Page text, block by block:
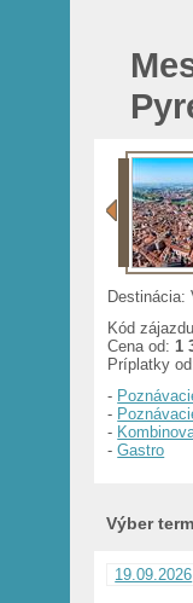
Destinácia:
Kód
Cena od: 1
Príplatky
-
-
-
-Gastro
Výber
19.09.2026